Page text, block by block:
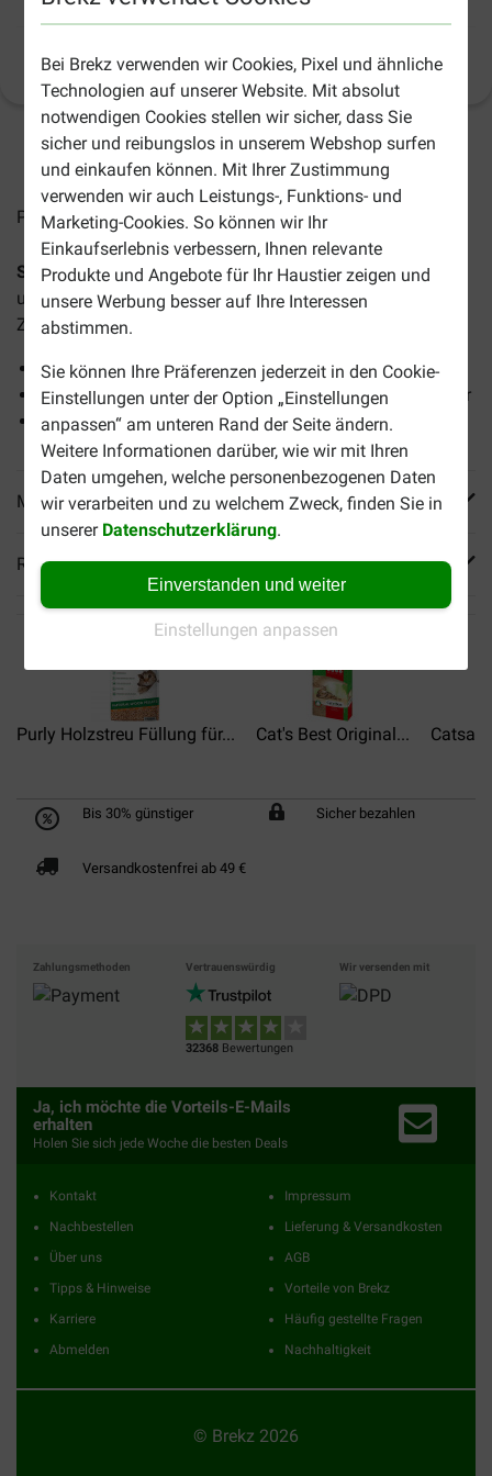
Bei Brekz verwenden wir Cookies, Pixel und ähnliche
Technologien auf unserer Website. Mit absolut
notwendigen Cookies stellen wir sicher, dass Sie
sicher und reibungslos in unserem Webshop surfen
und einkaufen können. Mit Ihrer Zustimmung
verwenden wir auch Leistungs-, Funktions- und
Marketing-Cookies. So können wir Ihr
Einkaufserlebnis verbessern, Ihnen relevante
Produkte und Angebote für Ihr Haustier zeigen und
unsere Werbung besser auf Ihre Interessen
abstimmen.
Sie können Ihre Präferenzen jederzeit in den Cookie-
Einstellungen unter der Option „Einstellungen
anpassen“ am unteren Rand der Seite ändern.
Weitere Informationen darüber, wie wir mit Ihren
Daten umgehen, welche personenbezogenen Daten
wir verarbeiten und zu welchem Zweck, finden Sie in
unserer Datenschutzerklärung.
Einverstanden und weiter
Einstellungen anpassen
(7) Produktinformation
2-4 Arbeitstage, sofern nicht anders angegeben
Preise inkl. MwSt zzgl. Versandkosten
Sanicat Recycled Cellulose Katzenstreu (20 Liter)ist eine
umweltfreundliche Katzenstreu aus 100 % recycelter
Zellulose.
Hohe Saugfähigkeit (+500%)
Hergestellt aus 100 % recycelbarem Zellstoff und Papier
Kompostierbar
Mehr Produktinfos
Reviews
Purly Holzstreu Füllung für... Cat's Best Original... Catsan
Bis 30% günstiger Sicher bezahlen
Versandkostenfrei ab 49 €
Zahlungsmethoden Vertrauenswürdig
32368 Bewertungen
Wir versenden mit
Ja, ich möchte die Vorteils-E-Mails
erhalten
Holen Sie sich jede Woche die besten Deals
Kontakt
Nachbestellen
Über uns
Tipps & Hinweise
Karriere
Abmelden
Impressum
Lieferung & Versandkosten
AGB
Vorteile von Brekz
Häufig gestellte Fragen
Nachhaltigkeit
© Brekz 2026